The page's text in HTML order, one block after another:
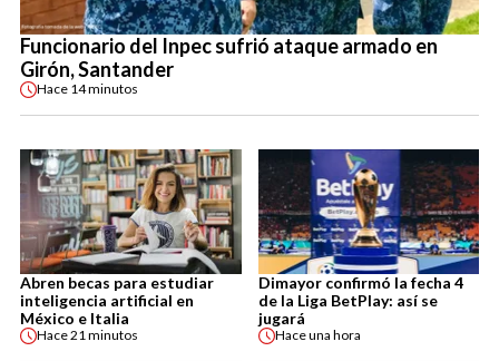
Funcionario del Inpec sufrió ataque armado en
Girón, Santander
Hace 14 minutos
Abren becas para estudiar
inteligencia artificial en
México e Italia
Hace21 minutos
Dimayor confirmó la fecha 4
de la Liga BetPlay: así se
jugará
Haceuna hora